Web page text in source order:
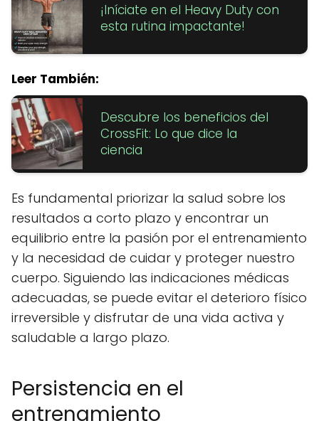
¡Iníciate en el Heavy Duty con
esta rutina impactante!
Leer También:
Descubre los beneficios del
CrossFit: Lo que dice la
ciencia
Es fundamental priorizar la salud sobre los
resultados a corto plazo y encontrar un
equilibrio entre la pasión por el entrenamiento
y la necesidad de cuidar y proteger nuestro
cuerpo. Siguiendo las indicaciones médicas
adecuadas, se puede evitar el deterioro físico
irreversible y disfrutar de una vida activa y
saludable a largo plazo.
Persistencia en el
entrenamiento